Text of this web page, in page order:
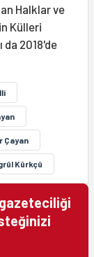
Halklar ve
Külleri
da 2018'de
Çayan
Kûrkçû
gazeteciliği